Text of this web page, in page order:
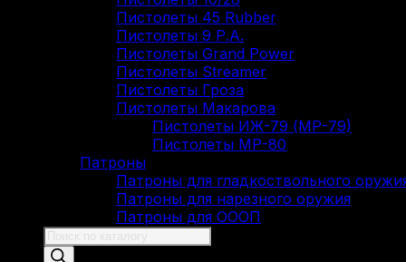
Пистолеты 45 Rubber
Пистолеты 9 Р.А.
Пистолеты Grand Power
Пистолеты Streamer
Пистолеты Гроза
Пистолеты Макарова
Пистолеты ИЖ-79 (МР-79)
Пистолеты МР-80
Патроны
Патроны для гладкоствольного
Патроны для нарезного оружия
Патроны для ОООП
Поиск
товаров